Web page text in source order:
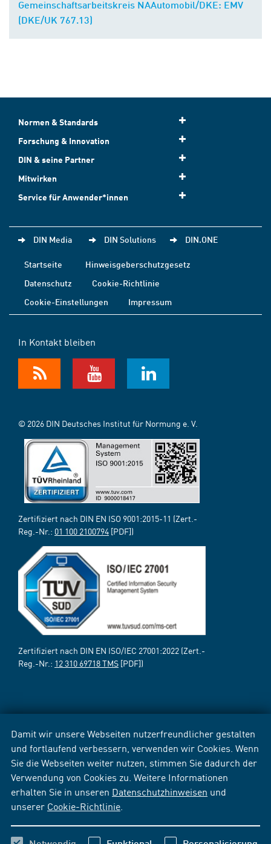
Damit wir unsere Webseiten nutzerfreundlicher gestalten
und fortlaufend verbessern, verwenden wir Cookies. Wenn
Sie die Webseiten weiter nutzen, stimmen Sie dadurch der
Verwendung von Cookies zu. Weitere Informationen
erhalten Sie in unseren Datenschutzhinweisen und
unserer Cookie-Richtlinie
Gemeinschaftsarbeitskreis NAAutomobil/DKE: EMV
(DKE/UK 767.13)
Normen & Standards
Forschung & Innovation
DIN & seine Partner
Mitwirken
Service für Anwender*innen
DIN Media DIN Solutions DIN.ONE
Startseite
Hinweisgeberschutzgesetz
Datenschutz
Cookie-Richtlinie
Cookie-Einstellungen
Impressum
In Kontakt bleiben
© 2026 DIN Deutsches Institut für Normung e. V.
Zertifiziert nach DIN EN ISO 9001:2015-11 (Zert.-
Reg.-Nr.: 01 100 2100794 [PDF])
Zertifiziert nach DIN EN ISO/IEC 27001:2022 (Zert.-
Reg.-Nr.: 12 310 69718 TMS [PDF])